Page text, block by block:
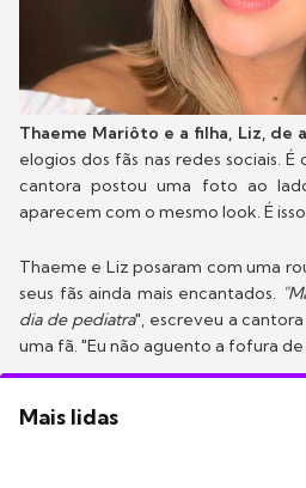
Thaeme Mariôto e a filha, Liz, de
elogios dos fãs nas redes sociais.
cantora postou uma foto ao
aparecem com o mesmo look. É
Thaeme e Liz posaram com uma
seus fãs ainda mais encantados.
dia de pediatra", escreveu a
uma fã. "Eu não aguento a fofura
Mais lidas